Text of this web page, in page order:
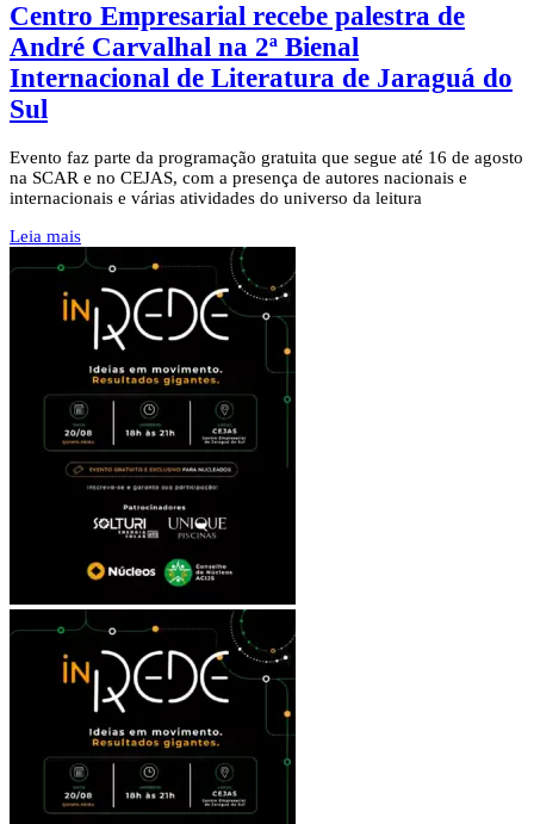
Centro Empresarial recebe palestra de
André Carvalhal na 2ª Bienal
Internacional de Literatura de Jaraguá do
Sul
Evento faz parte da programação gratuita que segue até 16 de agosto
na SCAR e no CEJAS, com a presença de autores nacionais e
internacionais e várias atividades do universo da leitura
Leia mais